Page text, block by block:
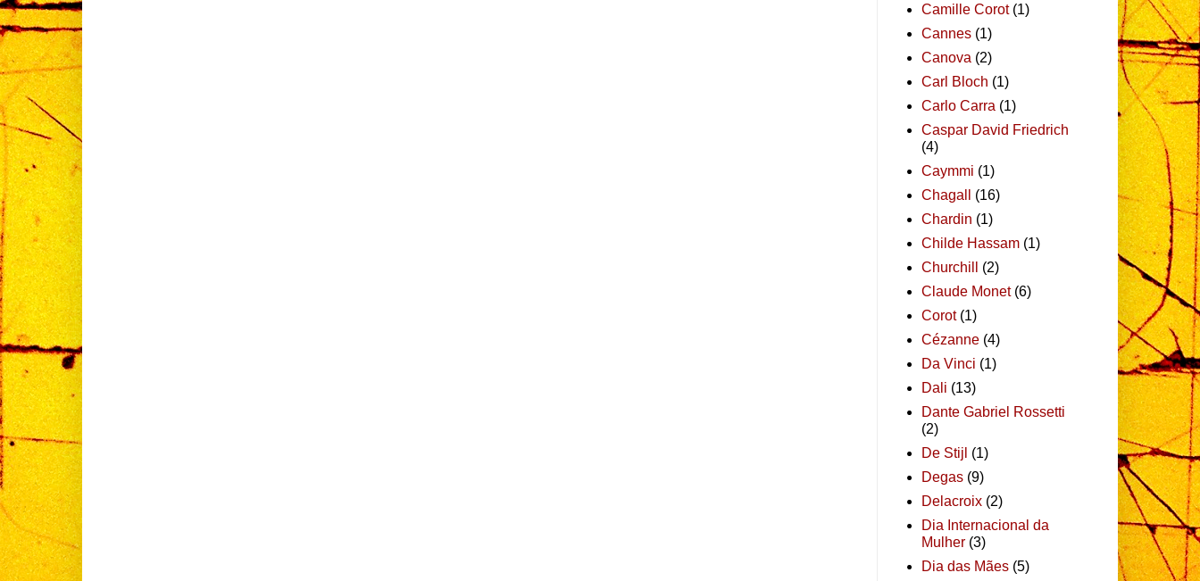
Camille Corot (1)
Cannes (1)
Canova (2)
Carl Bloch (1)
Carlo Carra (1)
Caspar David Friedrich
(4)
Caymmi (1)
Chagall
(16)
Chardin (1)
Childe Hassam (1)
Churchill
(2)
Claude Monet (6)
Corot (1)
Cézanne (4)
Da Vinci (1)
Dali (13)
Dante Gabriel Rossetti
(2)
De Stijl (1)
Degas (9)
Delacroix (2)
Dia Internacional da
Mulher (3)
Dia das Mães (5)